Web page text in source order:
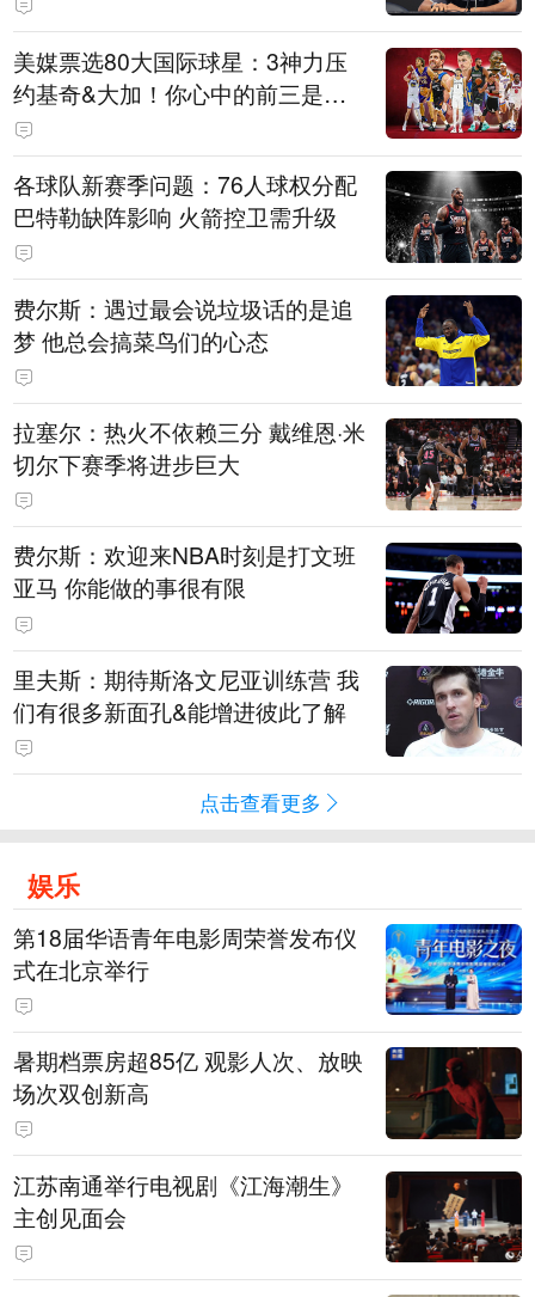
美媒票选80大国际球星：3神力压
约基奇&大加！你心中的前三是
谁？
各球队新赛季问题：76人球权分配
巴特勒缺阵影响 火箭控卫需升级
费尔斯：遇过最会说垃圾话的是追
梦 他总会搞菜鸟们的心态
拉塞尔：热火不依赖三分 戴维恩·米
切尔下赛季将进步巨大
费尔斯：欢迎来NBA时刻是打文班
亚马 你能做的事很有限
里夫斯：期待斯洛文尼亚训练营 我
们有很多新面孔&能增进彼此了解
点击查看更多
娱乐
第18届华语青年电影周荣誉发布仪
式在北京举行
暑期档票房超85亿 观影人次、放映
场次双创新高
江苏南通举行电视剧《江海潮生》
主创见面会